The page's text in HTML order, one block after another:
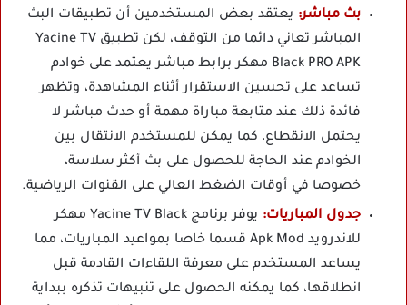
بث مباشر: يعتقد بعض المستخدمين أن تطبيقات البث
المباشر تعاني دائما من التوقف، لكن تطبيق Yacine TV
Black PRO APK مهكر برابط مباشر يعتمد على خوادم
تساعد على تحسين الاستقرار أثناء المشاهدة، وتظهر
فائدة ذلك عند متابعة مباراة مهمة أو حدث مباشر لا
يحتمل الانقطاع، كما يمكن للمستخدم الانتقال بين
الخوادم عند الحاجة للحصول على بث أكثر سلاسة،
خصوصا في أوقات الضغط العالي على القنوات الرياضية.
جدول المباريات:
يوفر برنامج Yacine TV Black مهكر
للاندرويد Apk Mod قسما خاصا بمواعيد المباريات، مما
يساعد المستخدم على معرفة اللقاءات القادمة قبل
انطلاقها، كما يمكنه الحصول على تنبيهات تذكره ببداية